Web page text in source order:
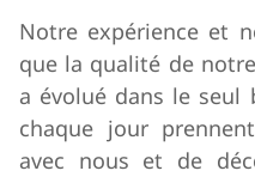
Notre expérience et
que la qualité de
a évolué dans le
chaque jour
avec nous et de